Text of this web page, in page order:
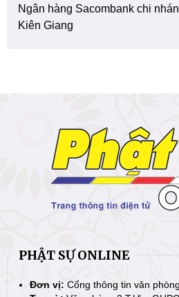
Ngân hàng Sacombank chi
Kiên Giang
PHẬT SỰ ONLINE
Đơn vị: Cổng thông tin văn